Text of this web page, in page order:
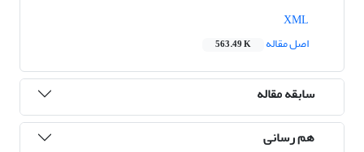
اصل مقاله
563.49 K
سابقه مقاله
هم رسانی